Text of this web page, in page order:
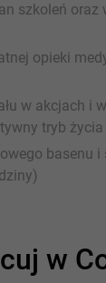
szkoleń oraz
opieki
w akcjach i
tryb życia
basenu i
w